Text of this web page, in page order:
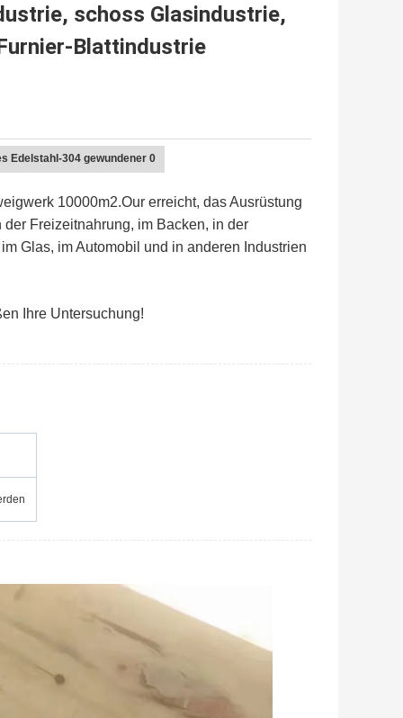
schoss Glasindustrie,
Blattindustrie
10000m2.Our erreicht, das Ausrüstung
Freizeitnahrung, im Backen, in der
Glas, im Automobil und in anderen Industrien
Ihre Untersuchung!